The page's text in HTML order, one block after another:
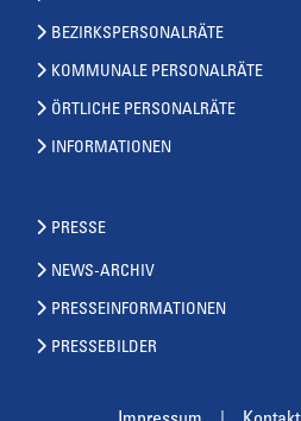
BEZIRKSPERSONALRÄTE
KOMMUNALE PERSONALRÄTE
ÖRTLICHE PERSONALRÄTE
INFORMATIONEN
PRESSE
NEWS-ARCHIV
PRESSEINFORMATIONEN
PRESSEBILDER